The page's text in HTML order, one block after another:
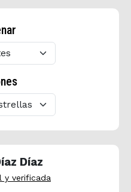
Díaz
y verificada